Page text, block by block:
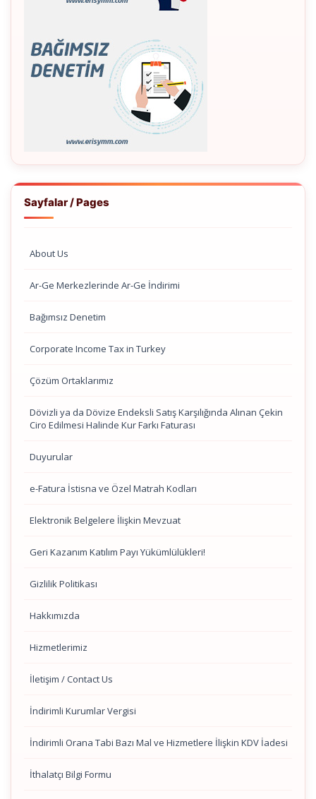
Sayfalar / Pages
About Us
Ar-Ge Merkezlerinde Ar-Ge İndirimi
Bağımsız Denetim
Corporate Income Tax in Turkey
Çözüm Ortaklarımız
Dövizli ya da Dövize Endeksli Satış Karşılığında Alınan Çekin
Ciro Edilmesi Halinde Kur Farkı Faturası
Duyurular
e-Fatura İstisna ve Özel Matrah Kodları
Elektronik Belgelere İlişkin Mevzuat
Geri Kazanım Katılım Payı Yükümlülükleri!
Gizlilik Politikası
Hakkımızda
Hizmetlerimiz
İletişim / Contact Us
İndirimli Kurumlar Vergisi
İndirimli Orana Tabi Bazı Mal ve Hizmetlere İlişkin KDV İadesi
İthalatçı Bilgi Formu